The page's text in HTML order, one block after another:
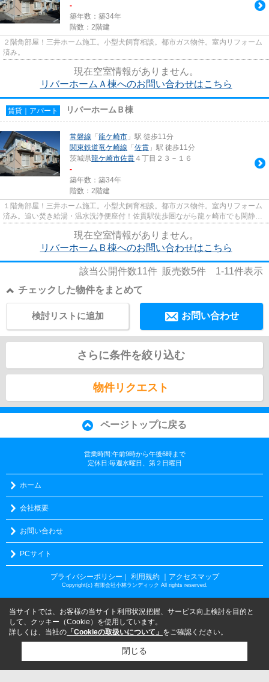
-
築年数：築34年
階数：2階建
２階角部屋！三井ホーム施工。小型犬飼育相談。都市ガス物件。室内リフォーム
済み。
現在空室情報がありません。
リバーホームＡ棟へのお問い合わせはこちら
賃貸｜アパート リバーホームＢ棟
常磐線 「 龍ケ崎市 」駅 徒歩11分
関東鉄道竜ケ崎線 「 佐貫 」駅 徒歩11分
茨城県龍ケ崎市佐貫 ４丁目２３－１６
-
築年数：築34年
階数：2階建
１階角部屋！三井ホーム施工。小型犬飼育相談。都市ガス物件。室内リフォーム
済み。追い焚き給湯・温水洗浄便座付！佐貫駅徒歩圏ながら龍ヶ崎市でも閑静な
現在空室情報がありません。
リバーホームＢ棟へのお問い合わせはこちら
該当公開件数11件 販売数5件 1-11件表示
チェックした物件をまとめて
お問い合わせ
検討リストに追加
さらに条件を絞り込む
物件リクエスト
ページトップに戻る
営業時間:午前9時から午後6時まで
定休日:毎週水曜日、第２日曜日
ホーム
会社概要
お問い合わせ
PCサイト
プライバシーポリシー ｜ 利用規約 ｜アクセスマップ
Copyright(c) 有限会社小林ランディック All rights reserved.
当サイトでは、お客様の当サイト利用状況把握、サービス向上検討を目的と
して、クッキー（Cookie）を使用しています。
詳しくは、当社の 「Cookieの取扱いについて」 をご確認ください。
閉じる